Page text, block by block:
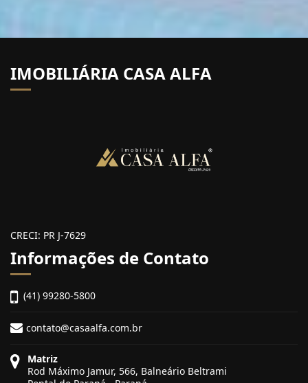
IMOBILIÁRIA CASA ALFA
CRECI: PR J-7629
Informações de Contato
(41) 99280-5800
contato@casaalfa.com.br
Matriz
Rod Máximo Jamur, 566, Balneário Beltrami